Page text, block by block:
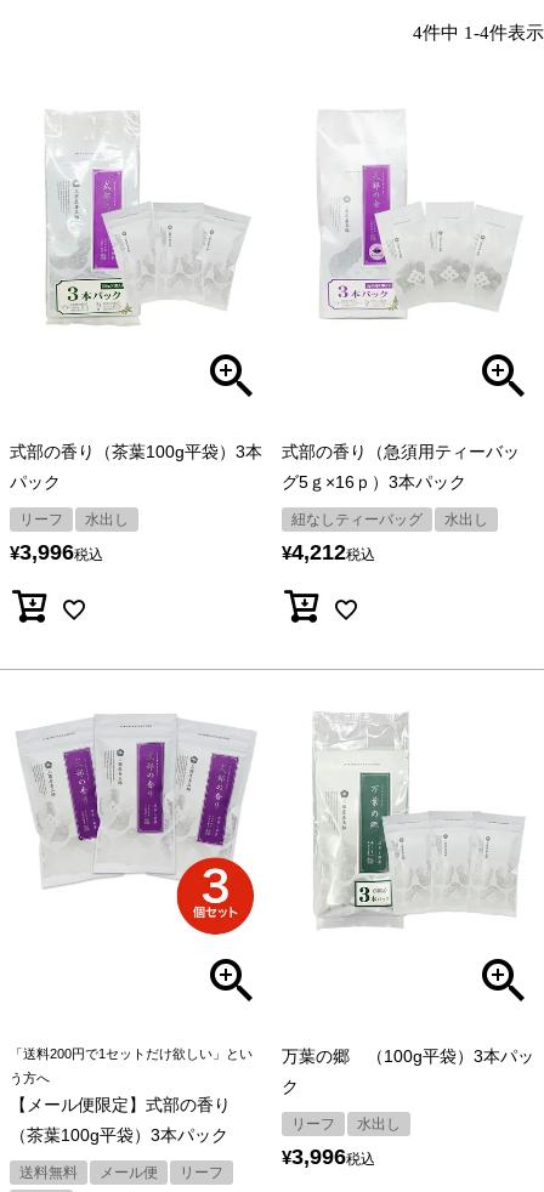
4件中 1-4件表示
式部の香り（茶葉100g平袋）3本
パック
リーフ 水出し
¥3,996税込
式部の香り（急須用ティーバッ
グ5ｇ×16ｐ）3本パック
紐なしティーバッグ 水出し
¥4,212税込
「送料200円で1セットだけ欲しい」とい
う方へ
【メール便限定】式部の香り
（茶葉100g平袋）3本パック
送料無料 メール便
リーフ
万葉の郷 （100g平袋）3本パッ
ク
リーフ 水出し
¥3,996税込